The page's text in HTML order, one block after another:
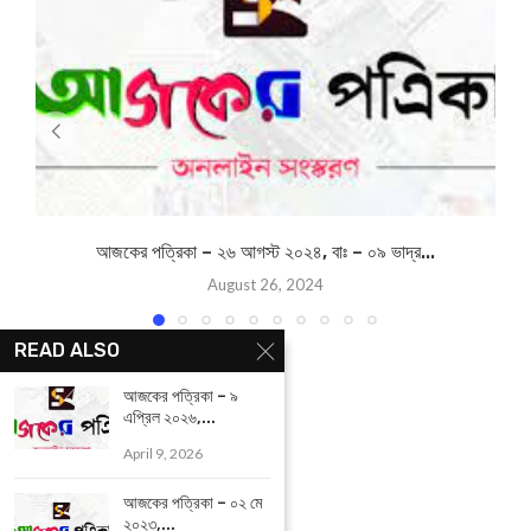
আজকের পত্রিকা – ২৬ আগস্ট ২০২৪, বাঃ – ০৯ ভাদ্র...
August 26, 2024
READ ALSO
আজকের পত্রিকা – ৯
এপ্রিল ২০২৬,...
April 9, 2026
আজকের পত্রিকা – ০২ মে
২০২৩,...